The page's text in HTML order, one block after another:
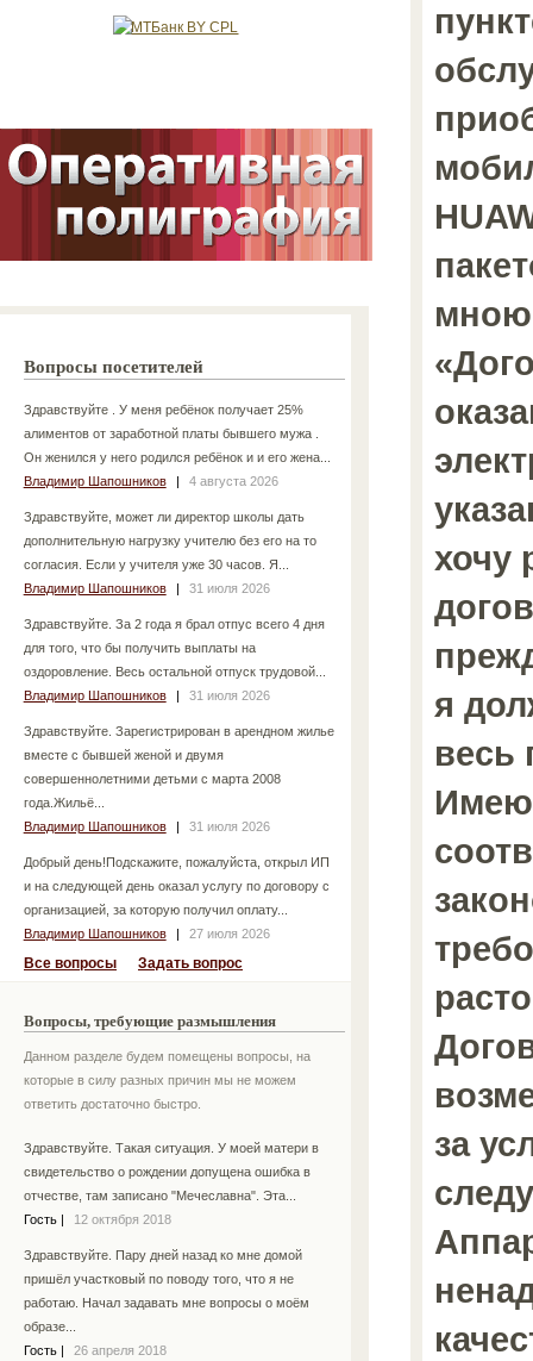
Вопросы посетителей
Здравствуйте . У меня ребёнок получает 25%
алиментов от заработной платы бывшего мужа .
Он женился у него родился ребёнок и и его жена...
Владимир Шапошников
| 4 августа 2026
Здравствуйте, может ли директор школы дать
дополнительную нагрузку учителю без его на то
согласия. Если у учителя уже 30 часов. Я...
Владимир Шапошников
| 31 июля 2026
Здравствуйте. За 2 года я брал отпус всего 4 дня
для того, что бы получить выплаты на
оздоровление. Весь остальной отпуск трудовой...
Владимир Шапошников
| 31 июля 2026
Здравствуйте. Зарегистрирован в арендном жилье
вместе с бывшей женой и двумя
совершеннолетними детьми с марта 2008
года.Жильё...
Владимир Шапошников
| 31 июля 2026
Добрый день!Подскажите, пожалуйста, открыл ИП
и на следующей день оказал услугу по договору с
организацией, за которую получил оплату...
Владимир Шапошников
| 27 июля 2026
Все вопросы Задать вопрос
Вопросы, требующие размышления
Данном разделе будем помещены вопросы, на
которые в силу разных причин мы не можем
ответить достаточно быстро.
Здравствуйте. Такая ситуация. У моей матери в
свидетельство о рождении допущена ошибка в
отчестве, там записано "Мечеславна". Эта...
Гость
12 октября 2018
Здравствуйте. Пару дней назад ко мне домой
пришёл участковый по поводу того, что я не
работаю. Начал задавать мне вопросы о моём
образе...
Гость
26 апреля 2018
хочу
я
весь
Имею
за